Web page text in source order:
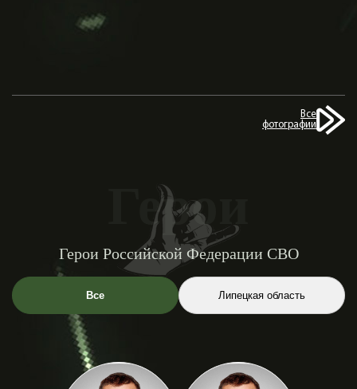
Все
фотографии
Герои
Герои Российской Федерации СВО
Все Липецкая область